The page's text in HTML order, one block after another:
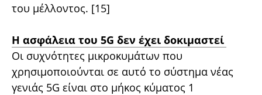
του μέλλοντος. [15]
Η ασφάλεια του 5G δεν έχει δοκιμαστεί
Οι συχνότητες μικροκυμάτων που
χρησιμοποιούνται σε αυτό το σύστημα νέας
γενιάς 5G είναι στο μήκος κύματος 1